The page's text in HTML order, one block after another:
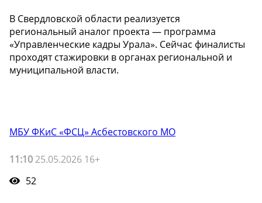
В Свердловской области реализуется
региональный аналог проекта — программа
«Управленческие кадры Урала». Сейчас финалисты
проходят стажировки в органах региональной и
муниципальной власти.
МБУ ФКиС «ФСЦ» Асбестовского МО
11:10 25.05.2026 16+
52